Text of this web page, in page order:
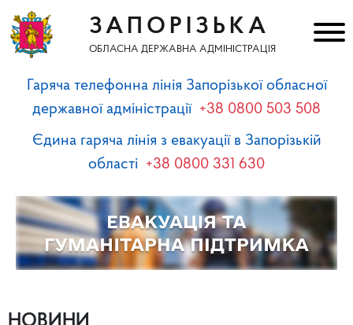
ЗАПОРІЗЬКА
ОБЛАСНА ДЕРЖАВНА АДМІНІСТРАЦІЯ
Гаряча телефонна лінія Запорізької обласної
державної адміністрації +38 0800 503 508
Єдина гаряча лінія з евакуації в Запорізькій
області +38 0800 331 630